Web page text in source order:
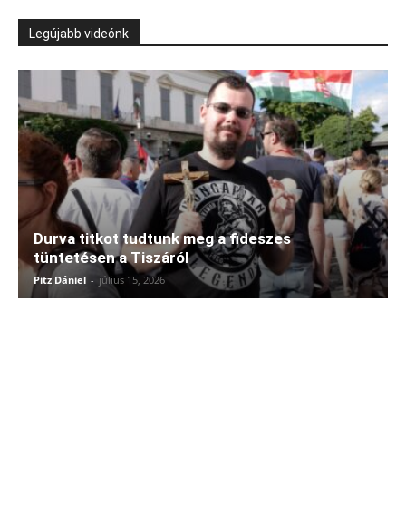
Legújabb videónk
Durva titkot tudtunk meg a fideszes
tüntetésen a Tiszáról
Pitz Dániel - július 15, 2026